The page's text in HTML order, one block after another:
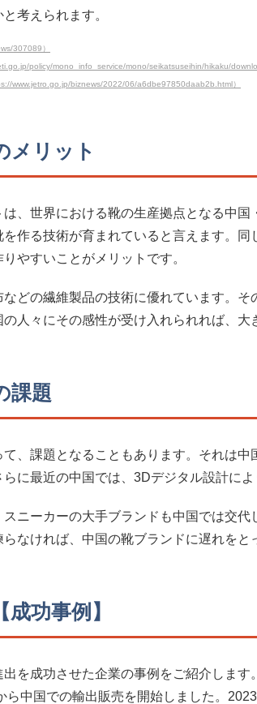
考えられます。
307089）
policy/mono_info_service/mono/seikatsuseihin/hikaku/
www.jetro.go.jp/biznews/2022/06/a6dbe97850daab2b.html）
メリット
、世界における靴の生産拠点となる中
作る技術が育まれていると言えます。
やすいことがメリットです。
どの繊維製品の技術に優れています。
人々にその感性が受け入れられれば、大
課題
、課題となることもあります。それは
に最近の中国では、3Dデジタル設計に
ニーカーの大手ブランドも中国では交
なければ、中国の靴ブランドに遅れをと
功事例】
を成功させた企業の事例をご紹介しま
中国での輸出販売を開始しました。